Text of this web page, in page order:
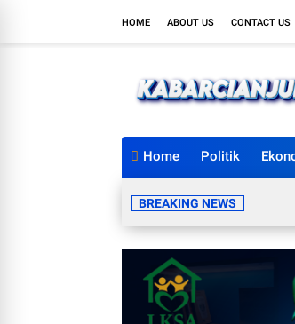
HOME ABOUT US CONTACT US
Home Politik
BREAKING NEWS